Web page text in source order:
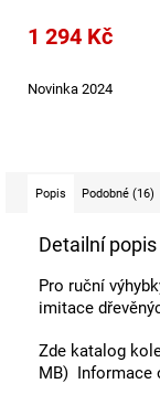
1 294 Kč
Novinka 2024
Popis Podobné (16)
Detailní
Pro ruční
imitace
Zde katalog
MB) Informace